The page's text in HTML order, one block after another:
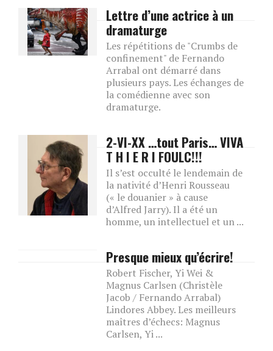
Lettre d’une actrice à un
dramaturge
Les répétitions de "Crumbs de
confinement" de Fernando
Arrabal ont démarré dans
plusieurs pays. Les échanges de
la comédienne avec son
dramaturge.
2-VI-XX …tout Paris… VIVA
T H I E R I FOULC!!!
Il s’est occulté le lendemain de
la nativité d’Henri Rousseau
(« le douanier » à cause
d’Alfred Jarry). Il a été un
homme, un intellectuel et un ...
Presque mieux qu’écrire!
Robert Fischer, Yi Wei &
Magnus Carlsen (Christèle
Jacob / Fernando Arrabal)
Lindores Abbey. Les meilleurs
maîtres d’échecs: Magnus
Carlsen, Yi ...